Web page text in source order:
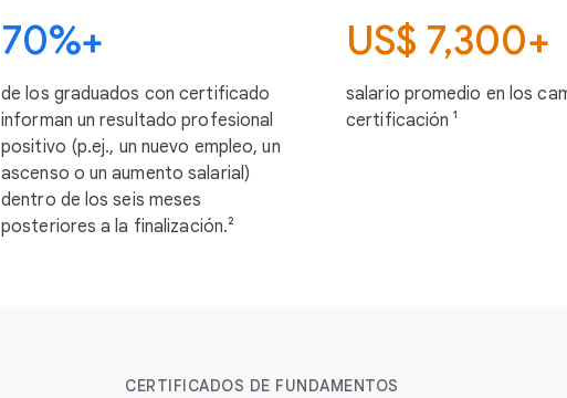
70%+
de los graduados con certificado
informan un resultado profesional
positivo (p.ej., un nuevo empleo, un
ascenso o un aumento salarial)
dentro de los seis meses
posteriores a la finalización.²
US$ 7,300+
salario promedio en los
certificación ¹
CERTIFICADOS DE FUNDAMENTOS